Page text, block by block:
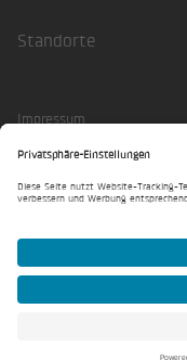
Standorte
Impressum
Datenschutzerklärung
Privatsphäre-Einstellungen
© Lindschulte 2026